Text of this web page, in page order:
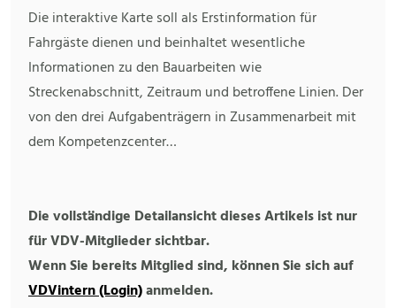
Die interaktive Karte soll als Erstinformation für
Fahrgäste dienen und beinhaltet wesentliche
Informationen zu den Bauarbeiten wie
Streckenabschnitt, Zeitraum und betroffene Linien. Der
von den drei Aufgabenträgern in Zusammenarbeit mit
dem Kompetenzcenter…
Die vollständige Detailansicht dieses Artikels ist nur
für VDV-Mitglieder sichtbar.
Wenn Sie bereits Mitglied sind, können Sie sich auf
VDVintern (Login)anmelden.